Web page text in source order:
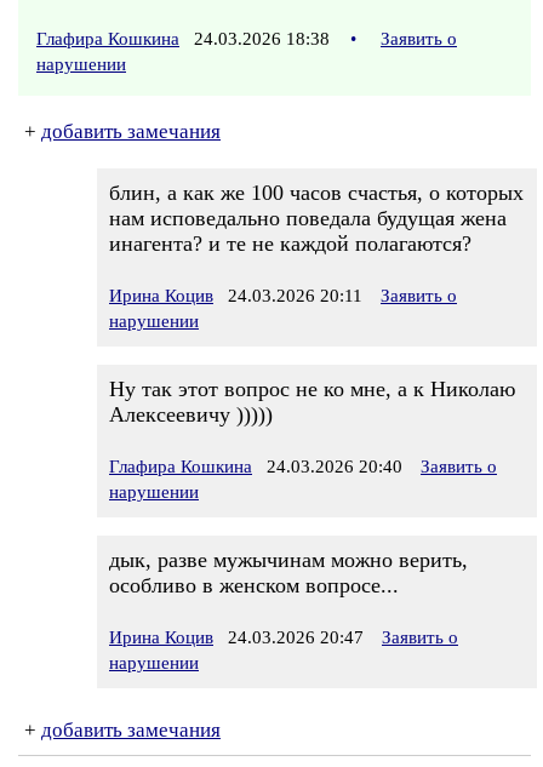
Глафира Кошкина 24.03.2026 18:38 •
Заявить о
нарушении
+ добавить замечания
блин, а как же 100 часов счастья, о которых
нам исповедально поведала будущая жена
инагента? и те не каждой полагаются?
Ирина Коцив 24.03.2026 20:11
Заявить о
нарушении
Ну так этот вопрос не ко мне, а к Николаю
Алексеевичу )))))
Глафира Кошкина 24.03.2026 20:40
Заявить о
нарушении
дык, разве мужычинам можно верить,
особливо в женском вопросе...
Ирина Коцив 24.03.2026 20:47
Заявить о
нарушении
+ добавить замечания